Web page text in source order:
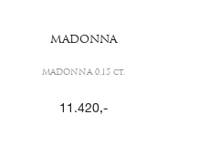
MADONNA
MADONNA 0,15 ct.
11.420,-